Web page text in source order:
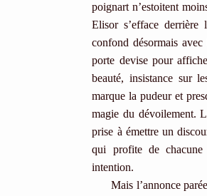
poignart n’estoitent
Elisor s’efface
confond désormais
porte devise pour
beauté, insistance sur
marque la pudeur et
magie du dévoilement.
prise à émettre un
qui profite de chacune
intention.
Mais l’annonce parée